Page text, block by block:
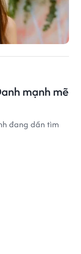
mạnh mẽ
đang dần tìm